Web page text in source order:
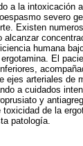
a la intoxicación
severo
Existen
alcanzar
humana
El
ejes arteriales de
a cuidados
y
de la
patología.